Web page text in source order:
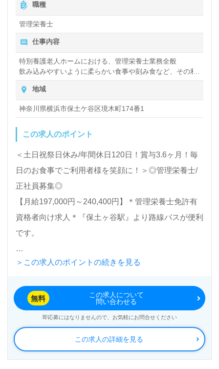
職種
管理栄養士
仕事内容
特別養護老人ホームにおける、管理栄養士業務全般
飲み込みやすいように柔らかい食事や刻み食など、その利
用者さんにあった食事の調理・提供など
地域
神奈川県横浜市保土ケ谷区境木町174番1
この求人のポイント
＜土日祝祭日休み/年間休日120日！賞与3.6ヶ月！毎
日のお食事でご利用者様を笑顔に！＞◎管理栄養士/
正社員募集◎
【月給197,000円～240,400円】＊管理栄養士免許有
資格者向け求人＊『保土ヶ谷駅』より路線バスが便利
です。
入居定員70名（20室/従来型個室/多床室）『特別養護
川県横浜市）様の運営です。神奈川県を中心に特別養
護老人ホームを展開されています。
◎栄養管理専門のプロフェッショナル経験を活かす！
『あったらいいな！』をあれこれ叶える事業所様！◎
＞この求人のポイントの続きを見る
この求人の詳細を見る
無料
この求人について
問い合わせる
即応募にはなりませんので、お気軽にお問合せください